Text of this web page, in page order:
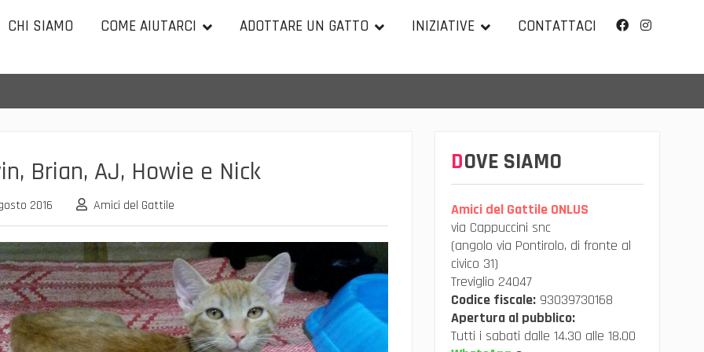
CHI SIAMO COME AIUTARCI ADOTTARE UN GATTO INIZIATIVE CONTATTACI
Brian, AJ, Howie e Nick
2016 Amici del Gattile
DOVE SIAMO
Amici del Gattile ONLUS
via Cappuccini snc
(angolo via Pontirolo, di fronte al
civico 31)
Treviglio 24047
Codice fiscale: 93039730168
Apertura al pubblico:
Tutti i sabati dalle 14.30 alle 18.00